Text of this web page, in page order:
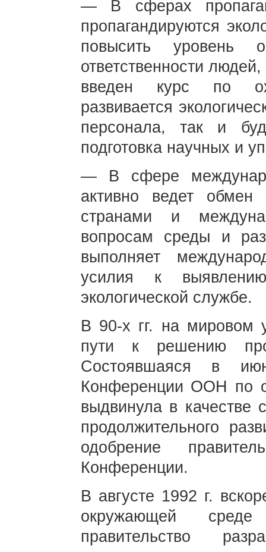
— В сферах
пропагандируются
повысить уровень
ответственности
введен курс по
развивается
персонала, так и
подготовка научных и
— В сфере
активно ведет обмен
странами и
вопросам среды и
выполняет
усилия к
экологической службе.
В 90-х гг. на мировом
пути к решению
Состоявшаяся в
Конференции ООН по
выдвинула в качестве
продолжительного
одобрение
Конференции.
В августе 1992 г.
окружающей
правительство